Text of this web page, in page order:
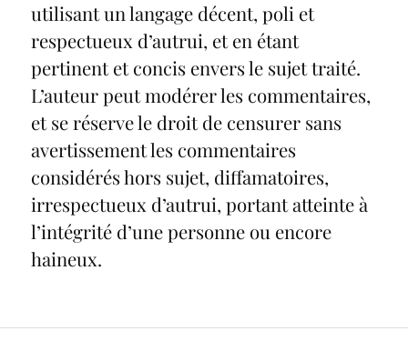
utilisant un langage décent, poli et
respectueux d’autrui, et en étant
pertinent et concis envers le sujet traité.
L’auteur peut modérer les commentaires,
et se réserve le droit de censurer sans
avertissement les commentaires
considérés hors sujet, diffamatoires,
irrespectueux d’autrui, portant atteinte à
l’intégrité d’une personne ou encore
haineux.